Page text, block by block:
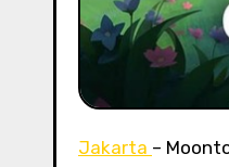
Jakarta –